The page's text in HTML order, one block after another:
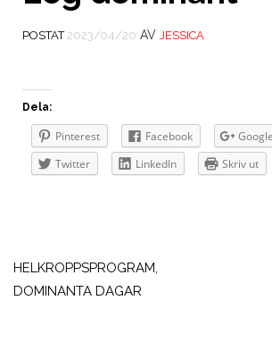
POSTAT 2023/04/20 AV JESSICA
Dela:
Pinterest Facebook Google
Twitter
LinkedIn Skriv ut
HELKROPPSPROGRAM,
DOMINANTA DAGAR